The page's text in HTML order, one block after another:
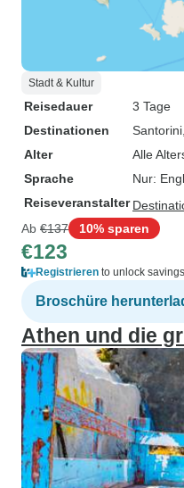
Stadt & Kultur
Reisedauer
3 Tage
Destinationen
Santorini
Alter
Alle
Sprache
Nur:
Reiseveranstalter
Ab €137 10% sparen
€123
Registrieren to unlock savings
Broschüre
Athen und die